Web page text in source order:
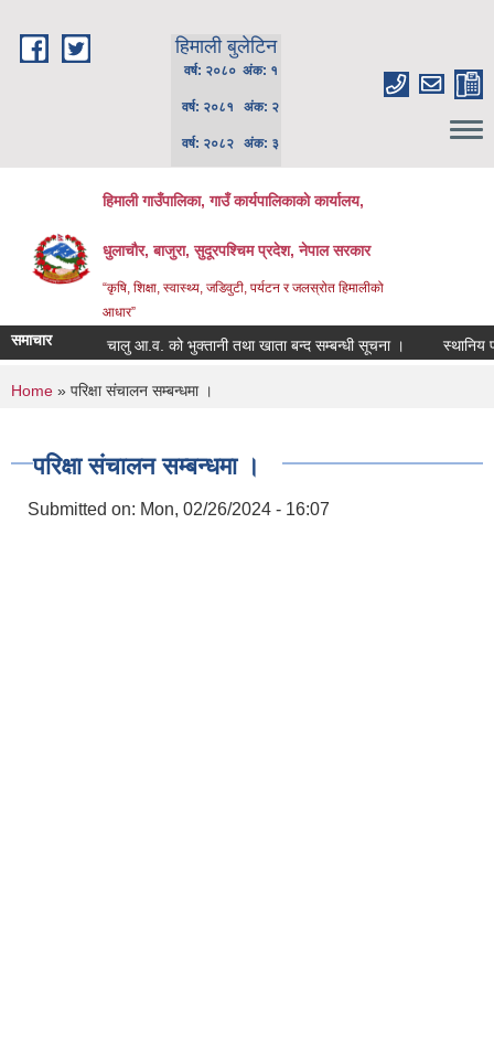
हिमाली बुलेटिन
वर्ष: २०८० अंक: १
वर्ष: २०८१ अंक: २
वर्ष: २०८२ अंक: ३
हिमाली गाउँपालिका, गाउँ कार्यपालिकाकाे कार्यालय,
धुलाचौर, बाजुरा, सुदूरपश्चिम प्रदेश, नेपाल सरकार
“कृषि, शिक्षा, स्वास्थ्य, जडिवुटी, पर्यटन र जलस्रोत हिमालीको
आधार”
समाचार चालु आ.व. को भुक्तानी तथा खाता बन्द सम्बन्धी सूचना । स्थानिय
You are here
Home » परिक्षा संचालन सम्बन्धमा ।
परिक्षा संचालन सम्बन्धमा ।
Submitted on: Mon, 02/26/2024 - 16:07